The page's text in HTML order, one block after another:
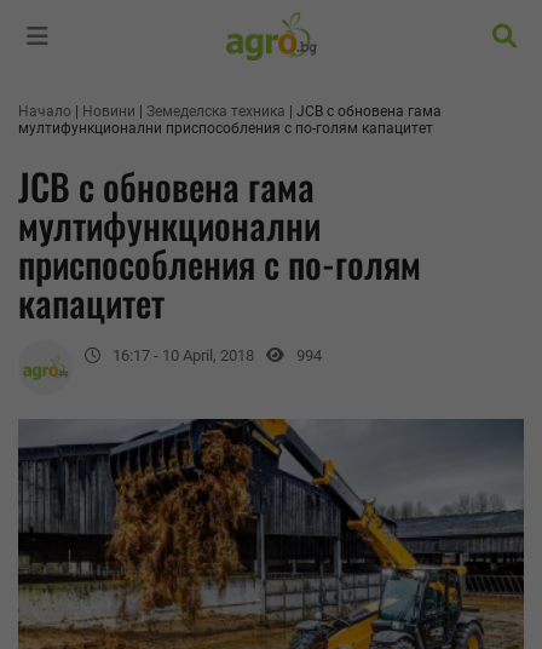
Начало Новини Земеделска техника
JCB с обновена гама
мултифункционални приспособления с по-голям капацитет
JCB с обновена гама
мултифункционални
приспособления с по-голям
капацитет
16:17 - 10 April, 2018 994